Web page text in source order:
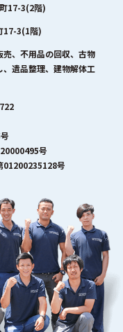
17-3(2階)
17-3(1階)
売、不用品の回収、古物
遺品整理、建物解体工
号
号